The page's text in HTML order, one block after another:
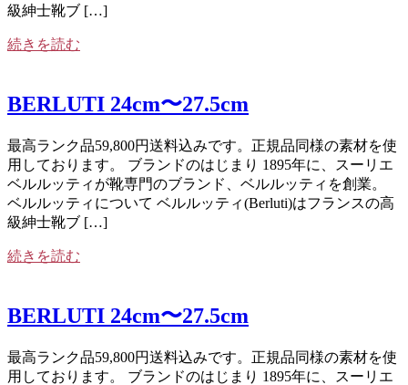
級紳士靴ブ […]
続きを読む
BERLUTI 24cm〜27.5cm
最高ランク品59,800円送料込みです。正規品同様の素材を使
用しております。 ブランドのはじまり 1895年に、スーリエ
ベルルッティが靴専門のブランド、ベルルッティを創業。
ベルルッティについて ベルルッティ(Berluti)はフランスの高
級紳士靴ブ […]
続きを読む
BERLUTI 24cm〜27.5cm
最高ランク品59,800円送料込みです。正規品同様の素材を使
用しております。 ブランドのはじまり 1895年に、スーリエ